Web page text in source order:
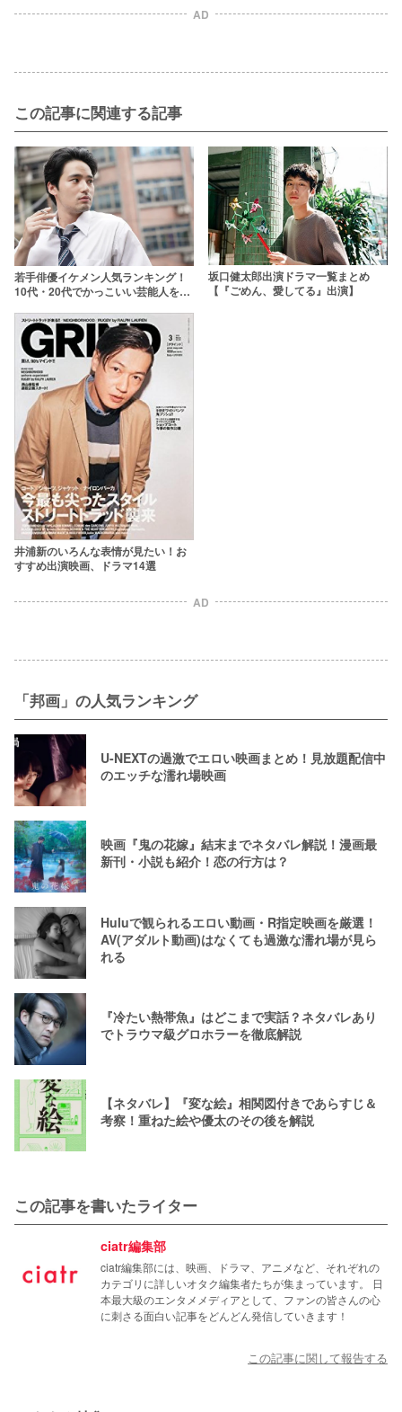
AD
この記事に関連する記事
若手俳優イケメン人気ランキング！
10代・20代でかっこいい芸能人を選
坂口健太郎出演ドラマ一覧まとめ
【『ごめん、愛してる』出演】
井浦新のいろんな表情が見たい！お
すすめ出演映画、ドラマ14選
AD
「邦画」の人気ランキング
U-NEXTの過激でエロい映画まとめ！見放題配信中
のエッチな濡れ場映画
映画『鬼の花嫁』結末までネタバレ解説！漫画最
新刊・小説も紹介！恋の行方は？
Huluで観られるエロい動画・R指定映画を厳選！
AV(アダルト動画)はなくても過激な濡れ場が見ら
れる
『冷たい熱帯魚』はどこまで実話？ネタバレあり
でトラウマ級グロホラーを徹底解説
【ネタバレ】『変な絵』相関図付きであらすじ＆
考察！重ねた絵や優太のその後を解説
この記事を書いたライター
ciatr編集部
ciatr編集部には、映画、ドラマ、アニメなど、それぞれの
カテゴリに詳しいオタク編集者たちが集まっています。 日
本最大級のエンタメメディアとして、ファンの皆さんの心
に刺さる面白い記事をどんどん発信していきます！
この記事に関して報告する